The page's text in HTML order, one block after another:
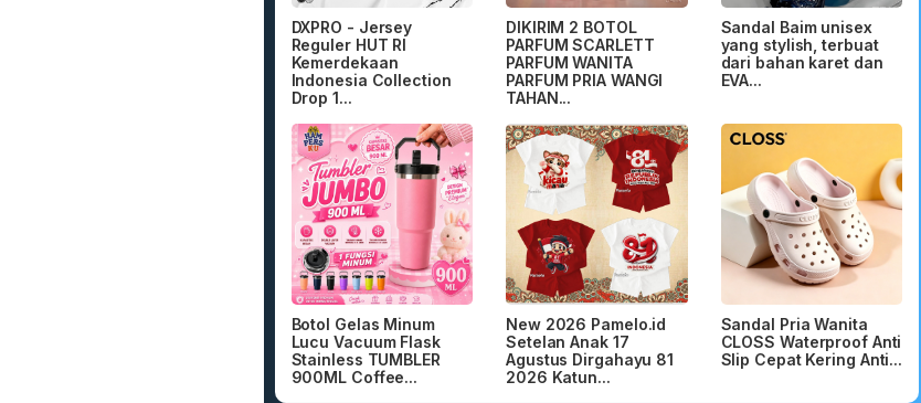
DXPRO - Jersey
Reguler HUT RI
Kemerdekaan
Indonesia Collection
Drop 1...
DIKIRIM 2 BOTOL
PARFUM SCARLETT
PARFUM WANITA
PARFUM PRIA WANGI
TAHAN...
Sandal Baim unisex
yang stylish, terbuat
dari bahan karet dan
EVA...
Botol Gelas Minum
Lucu Vacuum Flask
Stainless TUMBLER
900ML Coffee...
New 2026 Pamelo.id
Setelan Anak 17
Agustus Dirgahayu 81
2026 Katun...
Sandal Pria Wanita
CLOSS Waterproof Anti
Slip Cepat Kering Anti...